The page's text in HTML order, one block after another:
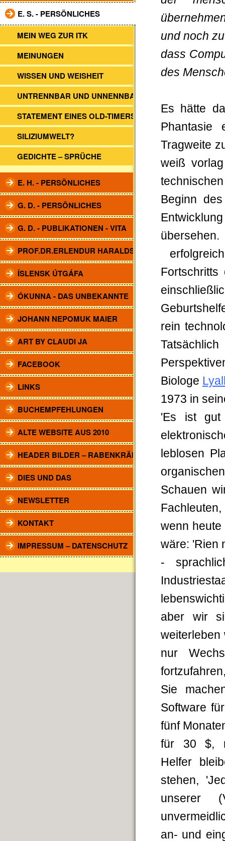
E. S. - PERSÖNLICHES
MEIN WEG ZUR ITK
MEINUNGEN
WISSEN UND WEISHEIT
UNTRENNBAR UND UNNENNBAR
STATEMENT EINES OLD-TIMERS
SILIZIUMWELT?
GEDICHTE – SPRÜCHE
E. H. - PERSÖNLICHES
G. D. - PERSÖNLICHES
G. D. - PUBLIKATIONEN - VITA
PROF.DR.ERLENDUR HARALDSSON
ÍSLENSK ÚTGÁFA
ÓKUNNA - DAS UNBEKANNTE
JOHANN NEPOMUK MAIER
ART BY CLAUDI JA
FACEBOOK
LINKS
BUCHEMPFEHLUNGEN
ALTE WEBSITE AUS 2010
HEADER BILDER – RABENKRÄHEN
DIES UND DAS
NEWSLETTER
KONTAKT
IMPRESSUM – DATENSCHUTZ
und noch
dass
des
Es hätte
Phantasie
Tragweite
weiß
Beginn
rein
Biologe
1973 in
'Es ist gut
leblosen
Schauen
wenn heute
wäre: 'Rien
-
aber wir
weiterleben
nur
Sie
Software
fünf
für 30 $,
Helfer
stehen,
unserer
an- und